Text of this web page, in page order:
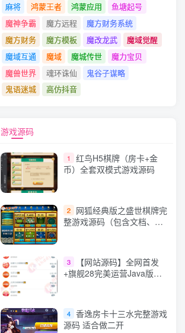
麻将
鸿蒙王者 鸿蒙应用
鱼塘起号
魔神争霸
魔方远程
魔方财务系统
魔方财务
魔方模板 魔改龙武
魔域觉醒
魔域互通
魔域 魔城传世
魔力宝贝
魔兽世界
魂环诛仙
鬼谷子谋略
鬼语迷城
高仿抖音
游戏源码
1
红鸟H5棋牌（房卡+金
币）全套双模式游戏源码
2
网狐经典版之盛世棋牌完
整游戏源码（包含文档、架
3
【网站源码】全网首发
+旗舰28完美运营Java版高
4 香逸房卡十三水完整游戏
源码 适合做二开